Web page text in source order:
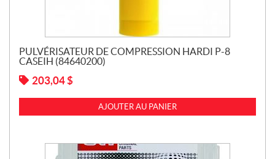
PULVÉRISATEUR DE COMPRESSION HARDI P-8
CASEIH (84640200)
203,04 $
AJOUTER AU PANIER